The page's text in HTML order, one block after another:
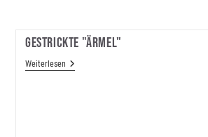
Gestrickte "Ärmel"
WeiterlesenGestrickte